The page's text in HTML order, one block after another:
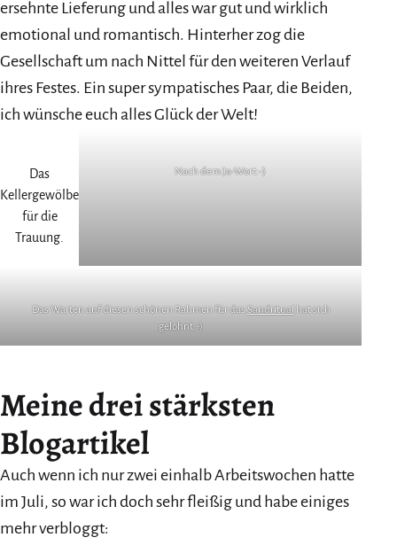
ersehnte Lieferung und alles war gut und wirklich
emotional und romantisch. Hinterher zog die
Gesellschaft um nach Nittel für den weiteren Verlauf
ihres Festes. Ein super sympatisches Paar, die Beiden,
ich wünsche euch alles Glück der Welt!
Das
Kellergewölbe
für die
Trauung.
Nach dem Ja-Wort:-)
Das Warten auf diesen schönen Rahmen für dasSandritual
hat sich
gelohnt:-)
Meine drei stärksten
Blogartikel
Auch wenn ich nur zwei einhalb Arbeitswochen hatte
im Juli, so war ich doch sehr fleißig und habe einiges
mehr verbloggt: